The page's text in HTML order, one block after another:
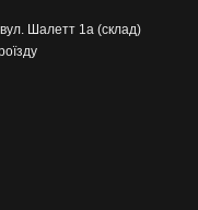
вул. Шалетт 1а (склад)